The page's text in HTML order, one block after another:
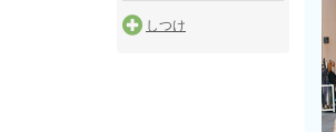
しつけ